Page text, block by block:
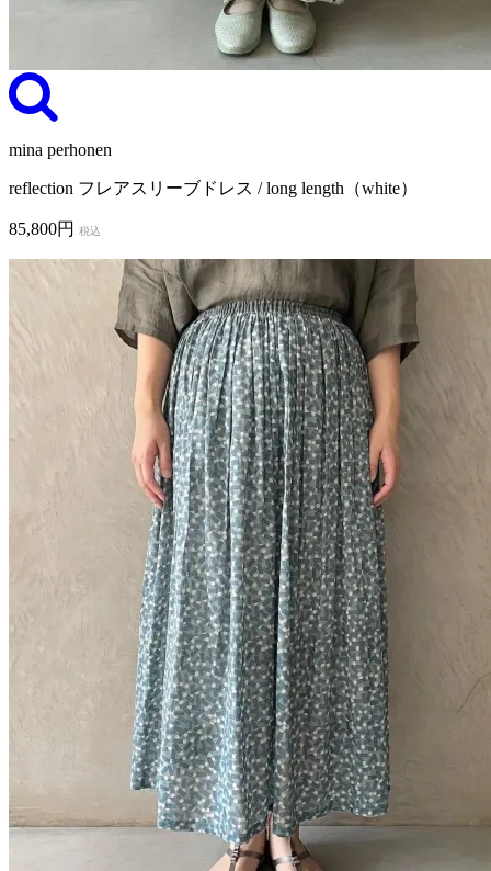
mina perhonen
reflection フレアスリーブドレス / long length（white）
85,800円 税込